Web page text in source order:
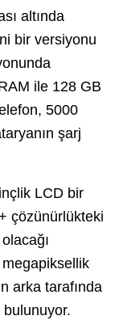
altında
bir versiyonu
ile 128 GB
5000
şarj
LCD bir
çözünürlükteki
arka tarafında